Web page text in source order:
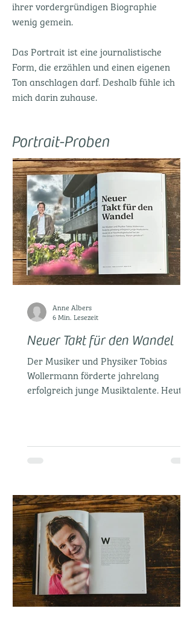
ihrer vordergründigen Biographie
wenig gemein.
Das Portrait ist eine journalistische
Form, die erzählen und einen eigenen
Ton anschlagen darf. Deshalb fühle ich
mich darin zuhause.
Portrait-Proben
Neuer Takt für den Wandel
Der Musiker und Physiker Tobias
Wollermann förderte jahrelang
erfolgreich junge Musiktalente. Heute
Anne Albers
6 Min. Lesezeit